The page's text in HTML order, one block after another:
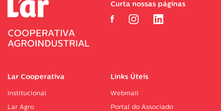
Lar Cooperativa
Institucional
Lar Agro
Links Úteis
Webmail
Portal do Associado
Curta nossas páginas